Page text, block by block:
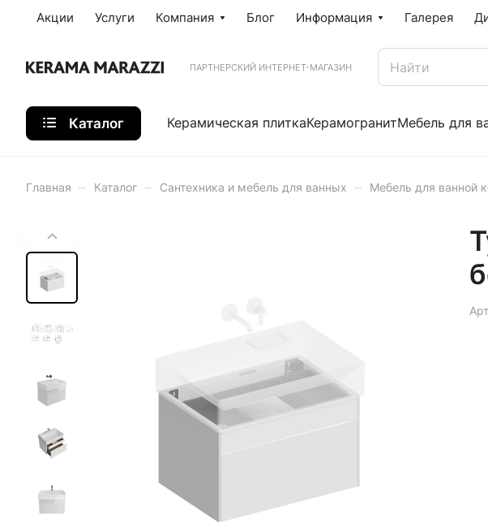
Акции Услуги Компания Блог Информация Галерея
ПАРТНЕРСКИЙ ИНТЕРНЕТ-МАГАЗИН
Каталог Керамическая плиткаКерамогранитМебель для
Главная – Каталог – Сантехника и мебель для ванных – Мебель для ванной